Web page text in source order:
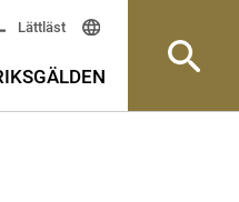
Lättläst